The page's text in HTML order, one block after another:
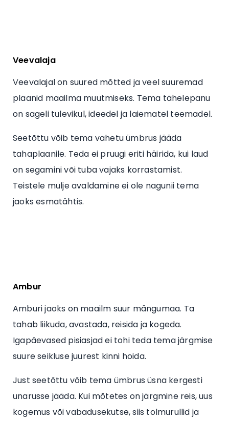
Veevalaja
Veevalajal on suured mõtted ja veel suuremad
plaanid maailma muutmiseks. Tema tähelepanu
on sageli tulevikul, ideedel ja laiematel teemadel.
Seetõttu võib tema vahetu ümbrus jääda
tahaplaanile. Teda ei pruugi eriti häirida, kui laud
on segamini või tuba vajaks korrastamist.
Teistele mulje avaldamine ei ole nagunii tema
jaoks esmatähtis.
Ambur
Amburi jaoks on maailm suur mängumaa. Ta
tahab liikuda, avastada, reisida ja kogeda.
Igapäevased pisiasjad ei tohi teda tema järgmise
suure seikluse juurest kinni hoida.
Just seetõttu võib tema ümbrus üsna kergesti
unarusse jääda. Kui mõtetes on järgmine reis, uus
kogemus või vabadusekutse, siis tolmurullid ja